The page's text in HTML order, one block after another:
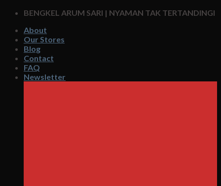
Skip
content
BENGKEL ARUM SARI | NYAMAN TAK TERTANDINGI
About
Our Stores
Blog
Contact
FAQ
Newsletter